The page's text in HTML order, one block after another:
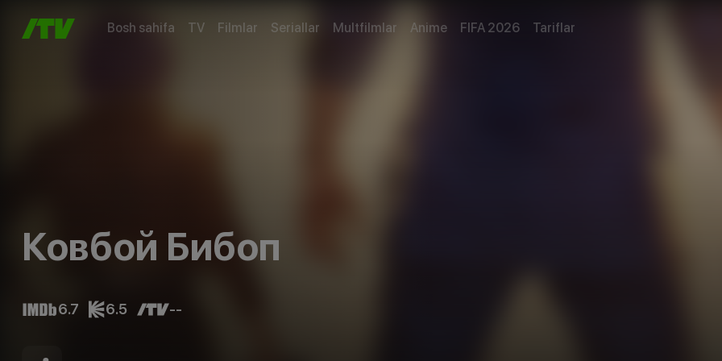
Bosh sahifa TV Filmlar Seriallar Multfilmlar Anime FIFA 2026 Tariflar
Ковбой Бибоп
6.7 6.5 --